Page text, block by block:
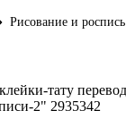
Рисование и роспись